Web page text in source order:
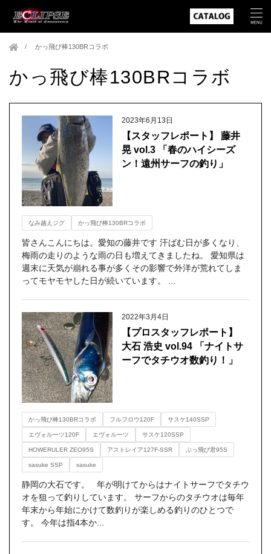
かっ飛び棒130BRコラボ
かっ飛び棒130BRコラボ
2023年6月13日
【スタッフレポート】 藤井
晃 vol.3 「春のハイシーズ
ン！遠州サーフの釣り」
なみ越えジグ かっ飛び棒130BRコラボ
皆さんこんにちは。愛知の藤井です 汗ばむ日が多くなり、
梅雨の走りのような雨の日も増えてきましたね。 愛知県は
週末に天気が崩れる事が多くその影響で外洋が荒れてしま
ってモヤモヤした日が続いています。 ...
2022年3月4日
【プロスタッフレポート】
大石 浩史 vol.94 「ナイトサ
ーフでタチウオ数釣り！」
かっ飛び棒130BRコラボ フルフロウ120F サスケ140SSP
エヴォルーツ120F エヴォルーツ サスケ120SSP
HOWERULER ZEO95S アストレイア127F-SSR ぶっ飛び君95S
sasuke SSP sasuke
静岡の大石です。 年が明けてからはナイトサーフでタチウ
オを狙って釣りしています。 サーフからのタチウオは毎年
年末から年始にかけて数釣りが楽しめる釣りのひとつで
す。 今年は指4本か...